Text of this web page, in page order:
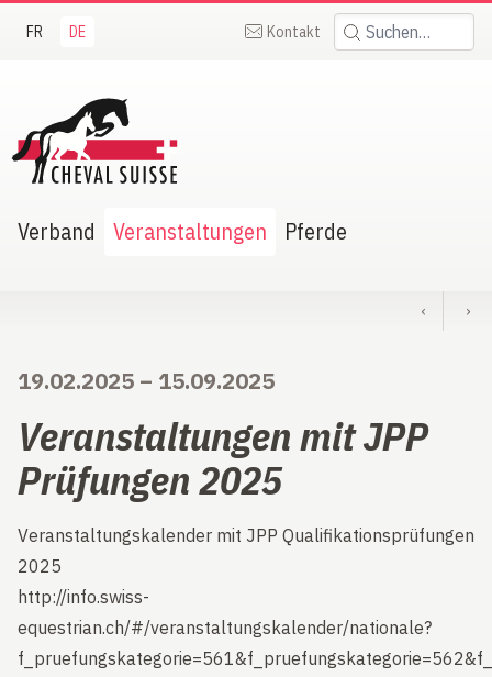
FR DE Kontakt Suchen:
Suisse
Verband Veranstaltungen Pferde
‹ ›
19.02.2025 – 15.09.2025
Veranstaltungen mit JPP
Prüfungen 2025
Veranstaltungskalender mit JPP Qualifikationsprüfungen
2025
http://info.swiss-
equestrian.ch/#/veranstaltungskalender/nationale?